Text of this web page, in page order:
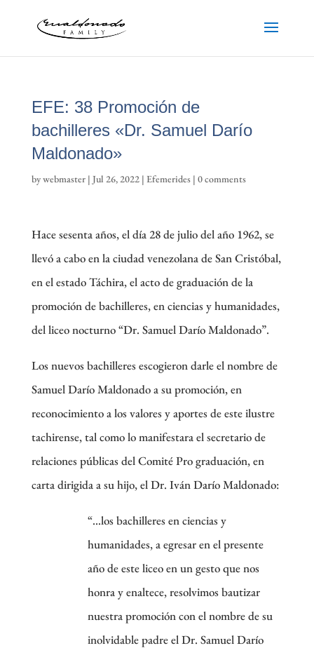
EFE: 38 Promoción de
bachilleres «Dr. Samuel Darío
Maldonado»
bywebmaster| Jul 26, 2022| Efemerides| 0 comments
Hace sesenta años, el día 28 de julio del año 1962, se
llevó a cabo en la ciudad venezolana de San Cristóbal,
en el estado Táchira, el acto de graduación de la
promoción de bachilleres, en ciencias y humanidades,
del liceo nocturno “Dr. Samuel Darío Maldonado”.
Los nuevos bachilleres escogieron darle el nombre de
Samuel Darío Maldonado a su promoción, en
reconocimiento a los valores y aportes de este ilustre
tachirense, tal como lo manifestara el secretario de
relaciones públicas del Comité Pro graduación, en
carta dirigida a su hijo, el Dr. Iván Darío Maldonado:
“…los bachilleres en ciencias y
humanidades, a egresar en el presente
año de este liceo en un gesto que nos
honra y enaltece, resolvimos bautizar
nuestra promoción con el nombre de su
inolvidable padre el Dr. Samuel Darío